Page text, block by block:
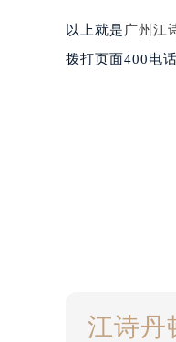
以上就是 广州江
拨打页面400电
江诗丹